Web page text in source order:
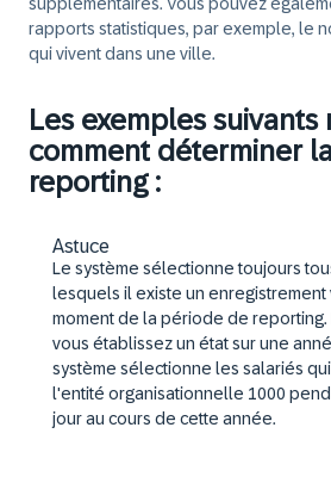
rapports statistiques, par exemple, le
qui vivent dans une ville.
Les exemples
comment déterminer
reporting :
Astuce
Le système sélectionne toujours
lesquels il existe un enregistrement
moment de la période de reporting.
vous établissez un état sur une
système sélectionne les salariés
l'entité organisationnelle 1000
jour au cours de cette année.